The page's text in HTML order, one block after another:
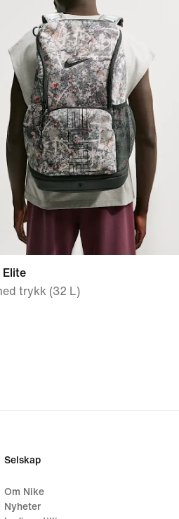
Elite
trykk (32 L)
Selskap
Om Nike
Nyheter